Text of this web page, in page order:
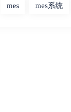
mes mes系统